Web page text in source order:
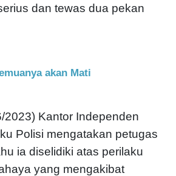
dan tewas dua pekan
akan Mati
2023) Kantor Independen
Polisi mengatakan petugas
ia diselidiki atas perilaku
yang mengakibat